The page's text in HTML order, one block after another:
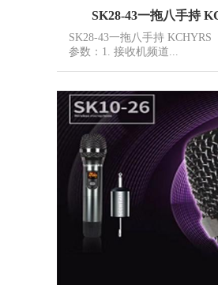
SK28-43一拖八手持
SK28-43一拖八手持 KCHYRS
参数：1. 接收机频道...